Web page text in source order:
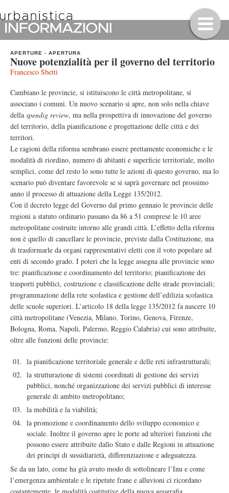
APERTURE - APERTURA
Nuove potenzialità per il governo del territorio
Francesco Sbetti
Cambiano le provincie, si istituiscono le città metropolitane, si
associano i comuni. Un nuovo scenario si apre, non solo nella chiave
della spendig review, ma nella prospettiva di innovazione del governo
del territorio, della pianificazione e progettazione delle città e dei
territori.
Le ragioni della riforma sembrano essere prettamente economiche e le
modalità di riordino, numero di abitanti e superficie territoriale, molto
semplici, come del resto lo sono tutte le azioni di questo governo, ma lo
scenario può diventare favorevole se si saprà governare nel prossimo
anno il processo di attuazione della Legge 135/2012.
Con il decreto legge del Governo dal primo gennaio le provincie delle
regioni a statuto ordinario passano da 86 a 51 comprese le 10 aree
metropolitane costruite intorno alle grandi città. L’effetto della riforma
non è quello di cancellare le provincie, previste dalla Costituzione, ma
di trasformarle da organi rappresentativi eletti con il voto popolare ad
enti di secondo grado. I poteri che la legge assegna alle provincie sono
tre: pianificazione e coordinamento del territorio; pianificazione dei
trasporti pubblici, costruzione e classificazione delle strade provinciali;
programmazione della rete scolastica e gestione dell’edilizia scolastica
delle scuole superiori. L’articolo 18 della legge 135/2012 fa nascere 10
città metropolitane (Venezia, Milano, Torino, Genova, Firenze,
Bologna, Roma, Napoli, Palermo, Reggio Calabria) cui sono attribuite,
oltre alle funzioni delle provincie:
la pianificazione territoriale generale e delle reti infrastrutturali;
la strutturazione di sistemi coordinati di gestione dei servizi
pubblici, nonché organizzazione dei servizi pubblici di interesse
generale di ambito metropolitano;
la mobilità e la viabilità;
la promozione e coordinamento dello sviluppo economico e
sociale. Inoltre il governo apre le porte ad ulteriori funzioni che
possono essere attribuite dallo Stato e dalle Regioni in attuazione
dei principi di sussidiarietà, differenziazione e adeguatezza.
Se da un lato, come ha già avuto modo di sottolineare l’Inu e come
l’emergenza ambientale e le ripetute frane e alluvioni ci ricordano
costantemente, le modalità costitutive della nuova geografia